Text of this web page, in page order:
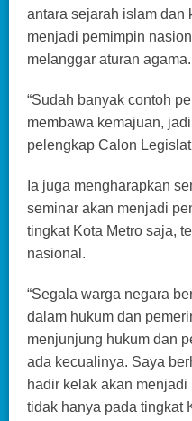
antara sejarah islam dan
menjadi pemimpin
melanggar aturan agama.
“Sudah banyak contoh
membawa kemajuan,
pelengkap Calon
Ia juga mengharapkan
seminar akan menjadi
tingkat Kota Metro saja,
nasional.
“Segala warga negara
dalam hukum dan
menjunjung hukum dan
ada kecualinya. Saya
hadir kelak akan
tidak hanya pada tingkat